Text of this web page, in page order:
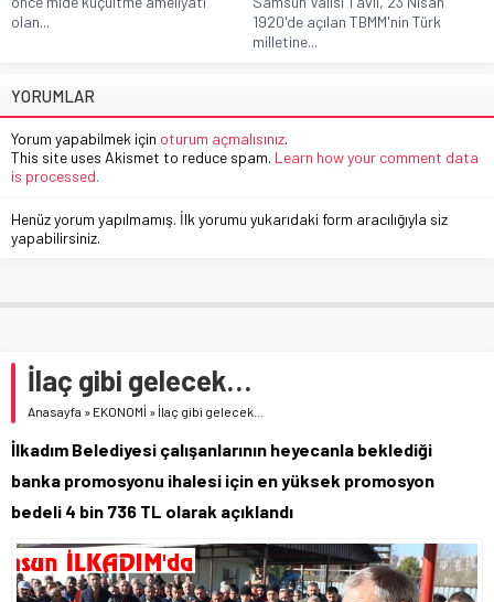
olan...
1920'de açılan TBMM'nin Türk
milletine...
YORUMLAR
Yorum yapabilmek için oturum açmalısınız.
This site uses Akismet to reduce spam. Learn how your comment data
is processed.
Henüz yorum yapılmamış. İlk yorumu yukarıdaki form aracılığıyla siz
yapabilirsiniz.
İlaç gibi gelecek…
Anasayfa » EKONOMİ » İlaç gibi gelecek…
İlkadım Belediyesi çalışanlarının heyecanla beklediği
banka promosyonu ihalesi için en yüksek promosyon
bedeli 4 bin 736 TL olarak açıklandı